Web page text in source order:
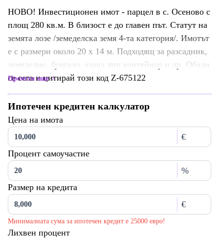
НОВО! Инвестиционен имот - парцел в с. Осеново с
площ 280 кв.м. В близост е до главен път. Статут на
земята лозе /земеделска земя 4-та категория/. Имотът
е с размери около 20 х 14 м. Подходящ за разсадник,
земеделие, бунгало, къща тип контейнер и др. Обади
се сега и цитирай този код Z-675122
Прочети още
Ипотечен кредитен калкулатор
Цена на имота
€
Процент самоучастие
%
Размер на кредита
€
Минималната сума за ипотечен кредит е 25000 евро!
Лихвен процент